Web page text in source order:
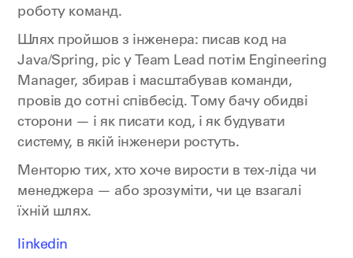
роботу команд.
Шлях пройшов з інженера: писав код на
Java/Spring, ріс у Team Lead потім Engineering
Manager, збирав і масштабував команди,
провів до сотні співбесід. Тому бачу обидві
сторони — і як писати код, і як будувати
систему, в якій інженери ростуть.
Менторю тих, хто хоче вирости в тех-ліда чи
менеджера — або зрозуміти, чи це взагалі
їхній шлях.
linkedin